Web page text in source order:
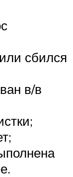
сбился
в/в